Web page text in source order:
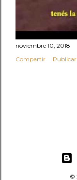
noviembre 10, 2018
Compartir
©